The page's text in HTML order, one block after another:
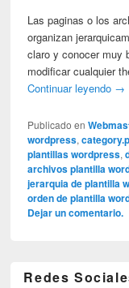
Las paginas o los
organizan
claro y conocer muy
modificar cualquier
Continuar leyendo →
Publicado en
wordpress,
plantillas wordpress,
archivos plantilla
jerarquia de plantilla
orden de plantilla
Dejar un comentario.
Redes